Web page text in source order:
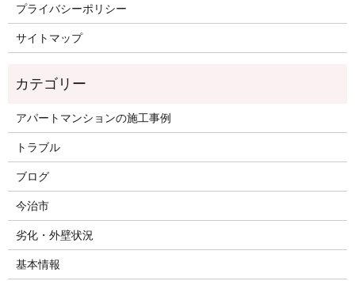
プライバシーポリシー
サイトマップ
アパートマンションの施工事例
トラブル
ブログ
今治市
劣化・外壁状況
基本情報